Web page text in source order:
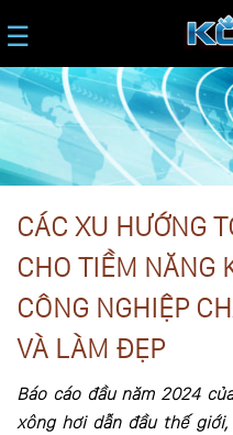
☰
CÁC XU HƯỚNG
CHO TIỀM NĂNG
CÔNG NGHIỆP
VÀ LÀM ĐẸP
Báo cáo đầu năm 2024
xông hơi dẫn đầu thế